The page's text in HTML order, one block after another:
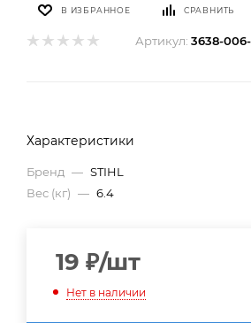
В ИЗБРАННОЕ СРАВНИТЬ
Артикул: 3638-
Характеристики
Бренд — STIHL
Вес (кг) — 6.4
19 ₽/шт
Нет в наличии